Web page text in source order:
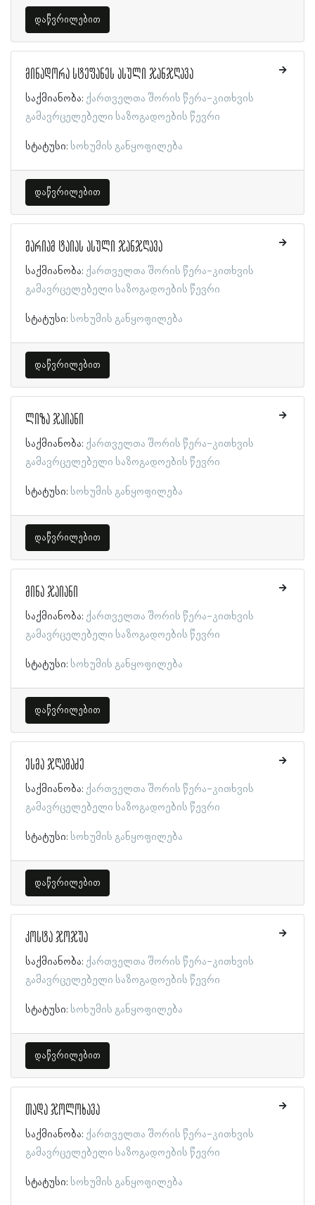
დაწვრილებით
მინადორა სტეფანეს ასული ჯანჯღავა
საქმიანობა: ქართველთა შორის წერა-კითხვის
გამავრცელებელი საზოგადოების წევრი
სტატუსი: სოხუმის განყოფილება
დაწვრილებით
მარიამ ტაიას ასული ჯანჯღავა
საქმიანობა: ქართველთა შორის წერა-კითხვის
გამავრცელებელი საზოგადოების წევრი
სტატუსი: სოხუმის განყოფილება
დაწვრილებით
ლიზა ჯაიანი
საქმიანობა: ქართველთა შორის წერა-კითხვის
გამავრცელებელი საზოგადოების წევრი
სტატუსი: სოხუმის განყოფილება
დაწვრილებით
მინა ჯაიანი
საქმიანობა: ქართველთა შორის წერა-კითხვის
გამავრცელებელი საზოგადოების წევრი
სტატუსი: სოხუმის განყოფილება
დაწვრილებით
ესმა ჯღამაძე
საქმიანობა: ქართველთა შორის წერა-კითხვის
გამავრცელებელი საზოგადოების წევრი
სტატუსი: სოხუმის განყოფილება
დაწვრილებით
კოსტა ჯოჯუა
საქმიანობა: ქართველთა შორის წერა-კითხვის
გამავრცელებელი საზოგადოების წევრი
სტატუსი: სოხუმის განყოფილება
დაწვრილებით
თადა ჯოლოხავა
საქმიანობა: ქართველთა შორის წერა-კითხვის
გამავრცელებელი საზოგადოების წევრი
სტატუსი: სოხუმის განყოფილება